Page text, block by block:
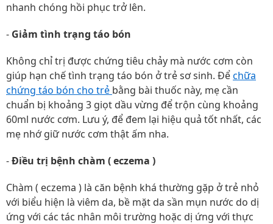
nhanh chóng hồi phục trở lên.
- Giảm tình trạng táo bón
Không chỉ trị được chứng tiêu chảy mà nước cơm còn
giúp hạn chế tình trạng táo bón ở trẻ sơ sinh. Đểchữa
chứng táo bón cho trẻ bằng bài thuốc này, mẹ cần
chuẩn bị khoảng 3 giọt dầu vừng để trộn cùng khoảng
60ml nước cơm. Lưu ý, để đem lại hiệu quả tốt nhất, các
mẹ nhớ giữ nước cơm thật ấm nha.
-Điều trị bệnh chàm ( eczema )
Chàm ( eczema ) là căn bệnh khá thường gặp ở trẻ nhỏ
với biểu hiện là viêm da, bề mặt da sần mụn nước do dị
ứng với các tác nhân môi trường hoặc dị ứng với thực